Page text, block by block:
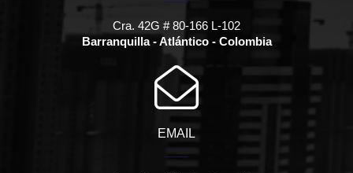
Cra. 42G # 80-166 L-102
Barranquilla - Atlántico - Colombia
EMAIL